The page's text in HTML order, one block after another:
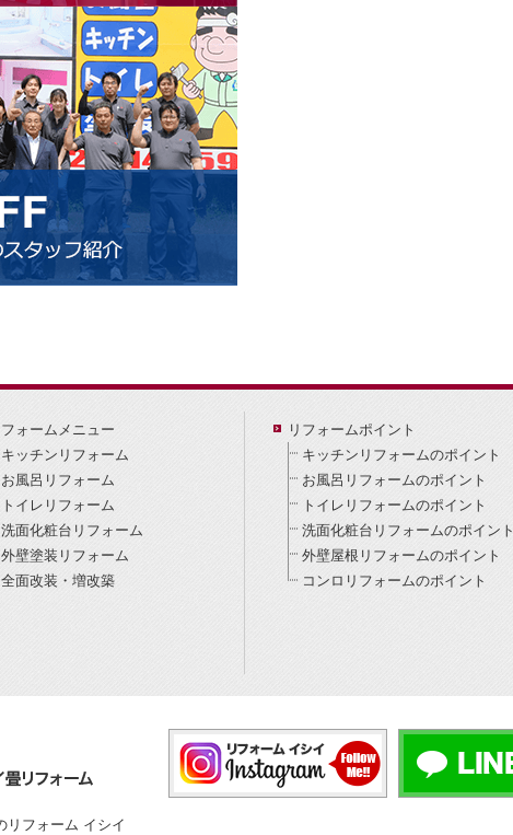
ォームメニュー
キッチンリフォーム
お風呂リフォーム
トイレリフォーム
洗面化粧台リフォーム
外壁塗装リフォーム
全面改装・増改築
リフォームポイント
キッチンリフォームのポイント
お風呂リフォームのポイント
トイレリフォームのポイント
洗面化粧台リフォームのポイント
外壁屋根リフォームのポイント
コンロリフォームのポイント
リフォーム イシイ